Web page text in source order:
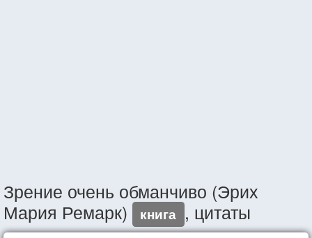
Зрение очень обманчиво (Эрих
Мария Ремарк)
книга , цитаты